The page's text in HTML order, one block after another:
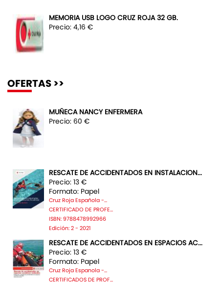
MEMORIA USB LOGO CRUZ ROJA 32 GB.
Precio: 4,16 €
OFERTAS >>
MUÑECA NANCY ENFERMERA
Precio: 60 €
RESCATE DE ACCIDENTADOS EN INSTALACION...
Precio: 13 €
Formato: Papel
Cruz Roja Española -...
CERTIFICADO DE PROFE...
ISBN: 9788478992966
Edición: 2 - 2021
RESCATE DE ACCIDENTADOS EN ESPACIOS AC...
Precio: 13 €
Formato: Papel
Cruz Roja Espanola -...
CERTIFICADOS DE PROF...